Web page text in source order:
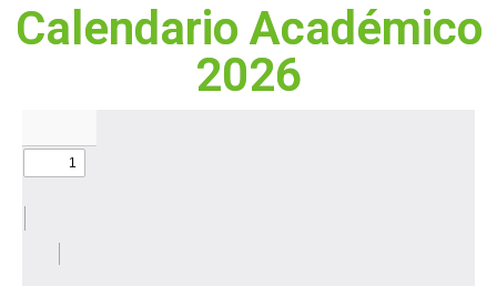
Calendario Académico
2026